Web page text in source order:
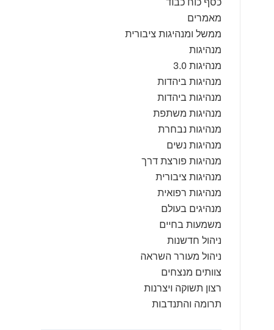
מאמרים
ממשל ומנהיגות ציבורית
מנהיגות
מנהיגות 3.0
מנהיגות ביהדות
מנהיגות ביהדות
מנהיגות משתפת
מנהיגות נבחרת
מנהיגות נשים
מנהיגות פורצת דרך
מנהיגות ציבורית
מנהיגות רפואית
מנהיגים בעולם
משמעות בחיים
ניהול חדשנות
ניהול מעורר השראה
צוותים מנצחים
רצון תשוקה ויצרנות
תרומה והתנדבות